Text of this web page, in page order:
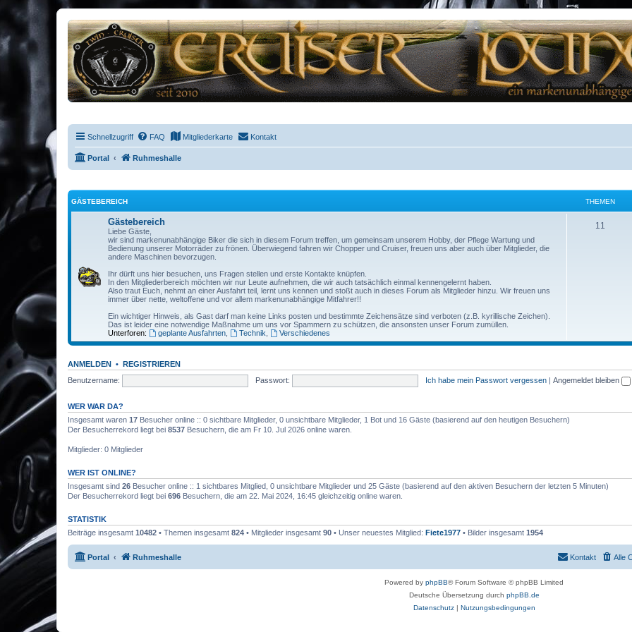
Schnellzugriff FAQ Mitgliederkarte Kontakt
Portal Ruhmeshalle
GÄSTEBEREICH THEMEN
Gästebereich
Liebe Gäste,
wir sind markenunabhängige Biker die sich in diesem Forum treffen, um gemeinsam unserem Hobby, der Pflege Wartung und
Bedienung unserer Motorräder zu frönen. Überwiegend fahren wir Chopper und Cruiser, freuen uns aber auch über Mitglieder, die
andere Maschinen bevorzugen.
Ihr dürft uns hier besuchen, uns Fragen stellen und erste Kontakte knüpfen.
In den Mitgliederbereich möchten wir nur Leute aufnehmen, die wir auch tatsächlich einmal kennengelernt haben.
Also traut Euch, nehmt an einer Ausfahrt teil, lernt uns kennen und stoßt auch in dieses Forum als Mitglieder hinzu. Wir freuen uns
immer über nette, weltoffene und vor allem markenunabhängige Mitfahrer!!
Ein wichtiger Hinweis, als Gast darf man keine Links posten und bestimmte Zeichensätze sind verboten (z.B. kyrillische Zeichen).
Das ist leider eine notwendige Maßnahme um uns vor Spammern zu schützen, die ansonsten unser Forum zumüllen.
Unterforen:
geplante Ausfahrten, Technik Verschiedenes
11
ANMELDEN • REGISTRIEREN
Benutzername:
Passwort: Ich habe mein Passwort vergessen | Angemeldet bleiben
WER WAR DA?
Insgesamt waren 17 Besucher online :: 0 sichtbare Mitglieder, 0 unsichtbare Mitglieder, 1 Bot und 16 Gäste (basierend auf den heutigen Besuchern)
Der Besucherrekord liegt bei 8537 Besuchern, die am Fr 10. Jul 2026 online waren.
Mitglieder: 0 Mitglieder
WER IST ONLINE?
Insgesamt sind 26 Besucher online :: 1 sichtbares Mitglied, 0 unsichtbare Mitglieder und 25 Gäste (basierend auf den aktiven Besuchern der letzten 5 Minuten)
Der Besucherrekord liegt bei 696 Besuchern, die am 22. Mai 2024, 16:45 gleichzeitig online waren.
STATISTIK
Beiträge insgesamt 10482 • Themen insgesamt 824 • Mitglieder insgesamt 90 • Unser neuestes Mitglied: Fiete1977 • Bilder insgesamt 1954
Portal Ruhmeshalle Alle
Kontakt
Powered by phpBB® Forum Software © phpBB Limited
Deutsche Übersetzung durch phpBB.de
Datenschutz| Nutzungsbedingungen